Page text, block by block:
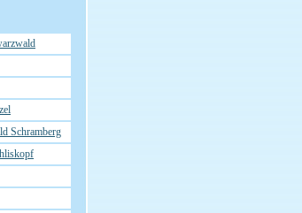
Schramberg